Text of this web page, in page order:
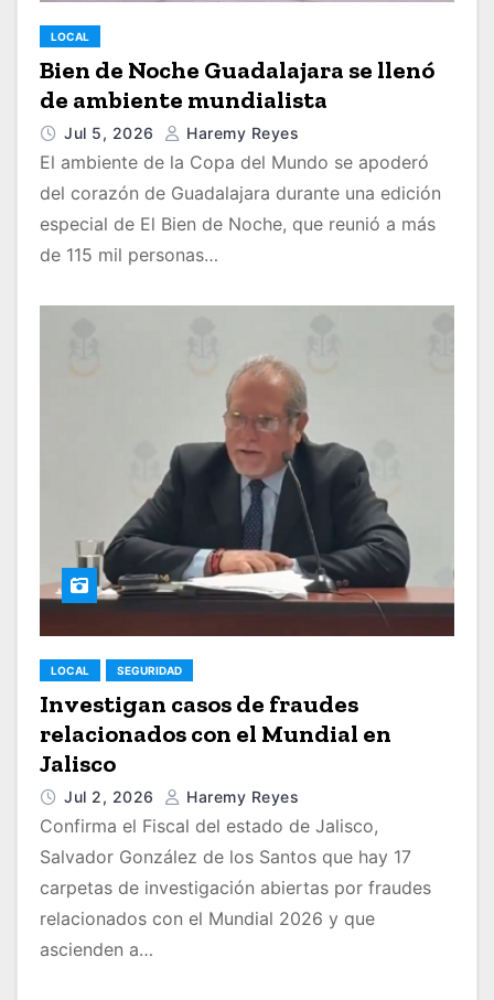
LOCAL
Bien de Noche Guadalajara se llenó
de ambiente mundialista
Jul 5, 2026 Haremy Reyes
El ambiente de la Copa del Mundo se apoderó
del corazón de Guadalajara durante una edición
especial de El Bien de Noche, que reunió a más
de 115 mil personas…
LOCAL SEGURIDAD
Investigan casos de fraudes
relacionados con el Mundial en
Jalisco
Jul 2, 2026 Haremy Reyes
Confirma el Fiscal del estado de Jalisco,
Salvador González de los Santos que hay 17
carpetas de investigación abiertas por fraudes
relacionados con el Mundial 2026 y que
ascienden a…